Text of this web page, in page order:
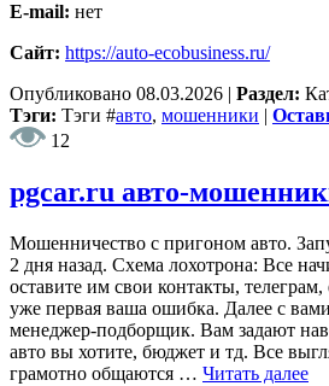
E-mail: нет
Сайт: https://auto-ecobusiness.ru/
Опубликовано 08.03.2026 | Раздел:
Тэги: Тэги #авто, мошенники |
12
pgcar.ru авто-
Мошенничество с пригоном авто.
2 дня назад. Схема лохотрона: Все
оставите им свои контакты,
уже первая ваша ошибка. Далее с
менеджер-подборщик. Вам задают
авто вы хотите, бюджет и тд. Все
грамотно общаются … Читать далее